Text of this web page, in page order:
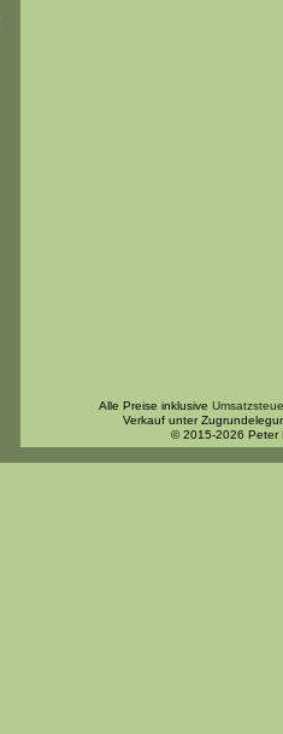
Alle Preise inklusive
Verkauf unter
© 2015-2026 Peter